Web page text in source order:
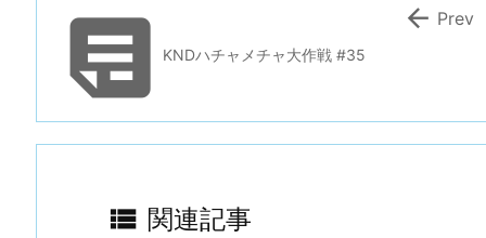
KNDハチャメチャ大作戦 #35
 Prev
 関連記事